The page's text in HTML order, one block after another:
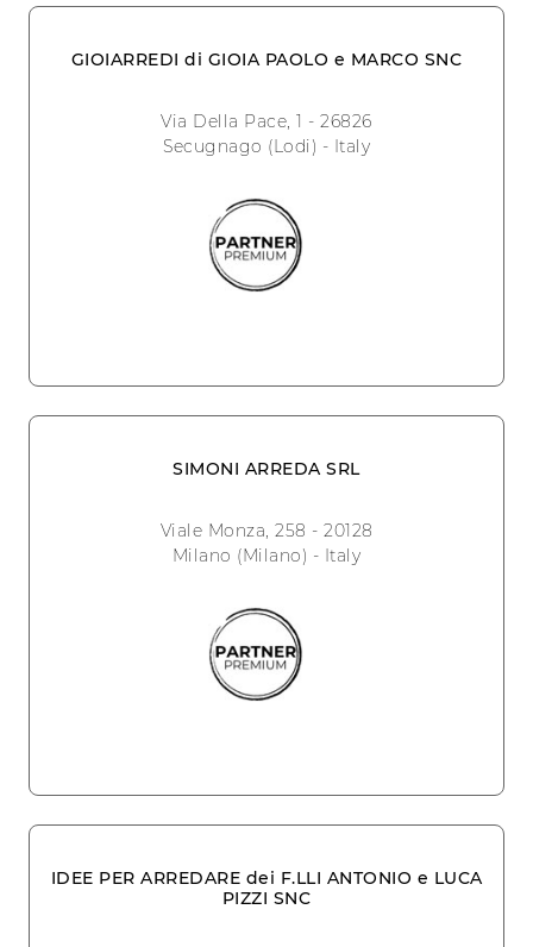
GIOIARREDI di GIOIA PAOLO e MARCO SNC
Via Della Pace, 1 - 26826
Secugnago (Lodi) - Italy
SIMONI ARREDA SRL
Viale Monza, 258 - 20128
Milano (Milano) - Italy
IDEE PER ARREDARE dei F.LLI ANTONIO e LUCA
PIZZI SNC